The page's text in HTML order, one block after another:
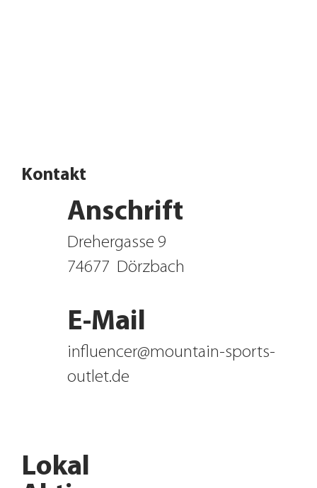
Kontakt
influencer@mountain-sports-
outlet.de
E-Mail
Dörzbach
74677
Drehergasse 9
Anschrift
Lokal